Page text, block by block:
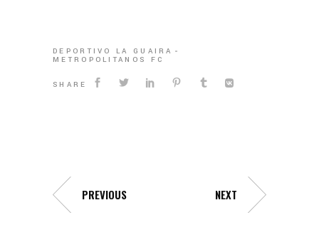
DEPORTIVO LA GUAIRA
METROPOLITANOS FC
SHARE
PREVIOUS NEXT